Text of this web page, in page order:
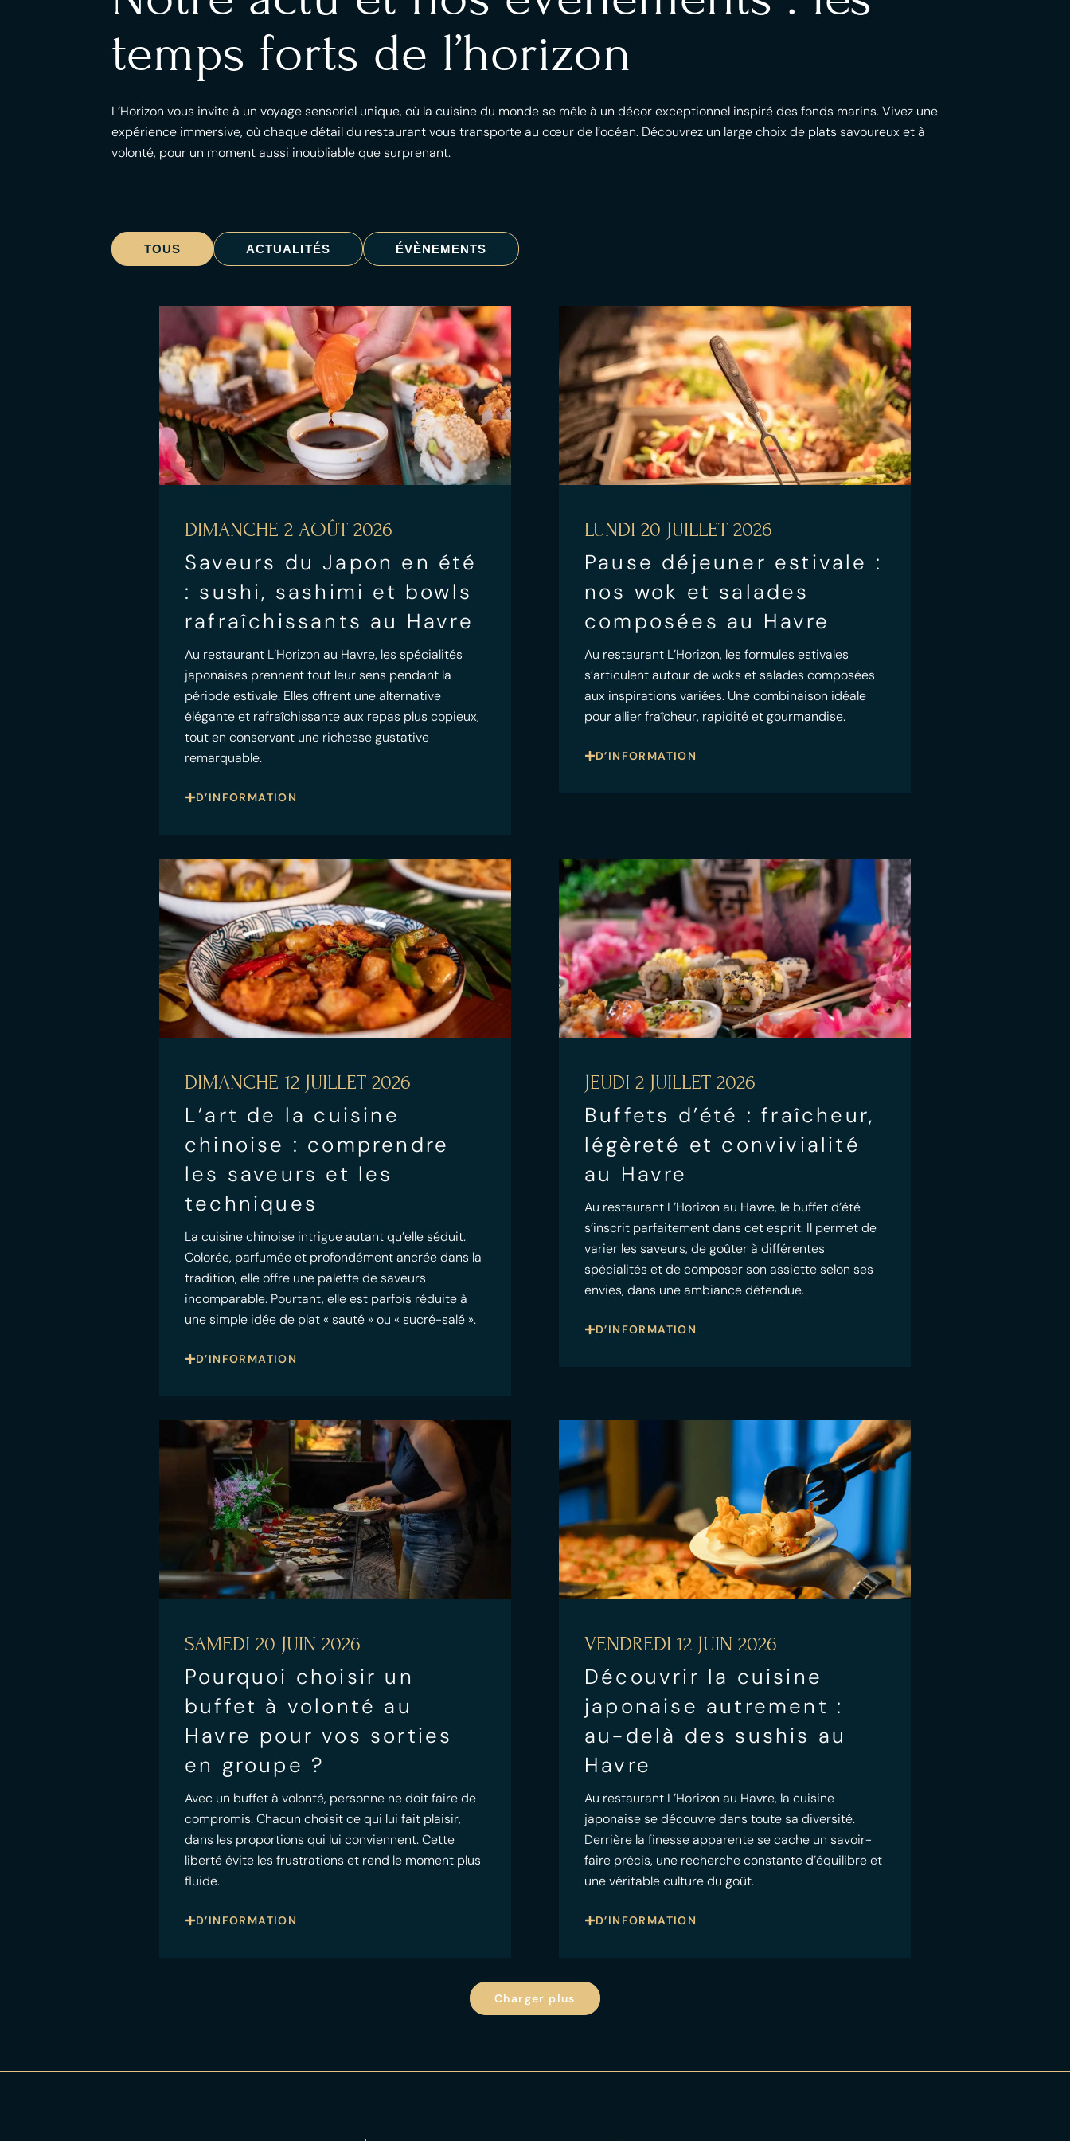
temps forts de l’horizon
L’Horizon vous invite à un voyage sensoriel unique, où la cuisine du monde se mêle à un décor exceptionnel inspiré des fonds marins. Vivez une
expérience immersive, où chaque détail du restaurant vous transporte au cœur de l’océan. Découvrez un large choix de plats savoureux et à
volonté, pour un moment aussi inoubliable que surprenant.
ACTUALITÉS ÉVÈNEMENTS
TOUS
DIMANCHE 2 AOÛT 2026
Saveurs du Japon en été
: sushi, sashimi et bowls
rafraîchissants au Havre
Au restaurant L’Horizon au Havre, les spécialités
japonaises prennent tout leur sens pendant la
période estivale. Elles offrent une alternative
élégante et rafraîchissante aux repas plus copieux,
tout en conservant une richesse gustative
remarquable.
D’INFORMATION
LUNDI 20 JUILLET 2026
Pause déjeuner estivale :
nos wok et salades
composées au Havre
Au restaurant L’Horizon, les formules estivales
s’articulent autour de woks et salades composées
aux inspirations variées. Une combinaison idéale
pour allier fraîcheur, rapidité et gourmandise.
D’INFORMATION
DIMANCHE 12 JUILLET 2026
L’art de la cuisine
chinoise : comprendre
les saveurs et les
techniques
La cuisine chinoise intrigue autant qu’elle séduit.
Colorée, parfumée et profondément ancrée dans la
tradition, elle offre une palette de saveurs
incomparable. Pourtant, elle est parfois réduite à
une simple idée de plat « sauté » ou « sucré-salé ».
D’INFORMATION
JEUDI 2 JUILLET 2026
Buffets d’été : fraîcheur,
légèreté et convivialité
au Havre
Au restaurant L’Horizon au Havre, le buffet d’été
s’inscrit parfaitement dans cet esprit. Il permet de
varier les saveurs, de goûter à différentes
spécialités et de composer son assiette selon ses
envies, dans une ambiance détendue.
D’INFORMATION
SAMEDI 20 JUIN 2026
Pourquoi choisir un
buffet à volonté au
Havre pour vos sorties
en groupe ?
Avec un buffet à volonté, personne ne doit faire de
compromis. Chacun choisit ce qui lui fait plaisir,
dans les proportions qui lui conviennent. Cette
liberté évite les frustrations et rend le moment plus
fluide.
D’INFORMATION
VENDREDI 12 JUIN 2026
Découvrir la cuisine
japonaise autrement :
au-delà des sushis au
Havre
Au restaurant L’Horizon au Havre, la cuisine
japonaise se découvre dans toute sa diversité.
Derrière la finesse apparente se cache un savoir-
faire précis, une recherche constante d’équilibre et
une véritable culture du goût.
D’INFORMATION
Charger plus